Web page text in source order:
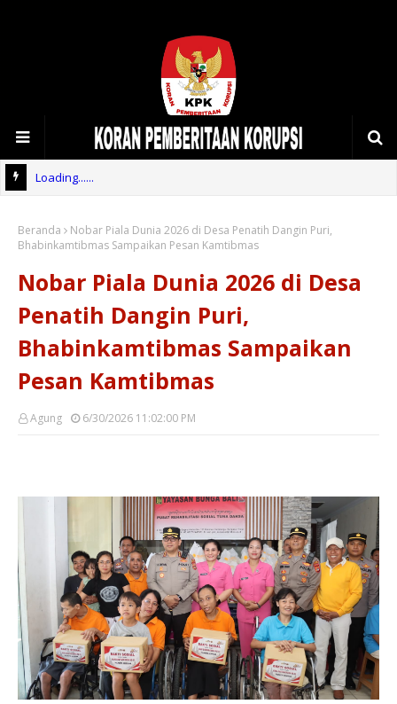
Loading......
Beranda
Nobar Piala Dunia 2026 di Desa Penatih Dangin Puri,
Bhabinkamtibmas Sampaikan Pesan Kamtibmas
Nobar Piala Dunia 2026 di Desa
Penatih Dangin Puri,
Bhabinkamtibmas Sampaikan
Pesan Kamtibmas
Agung 6/30/2026 11:02:00 PM